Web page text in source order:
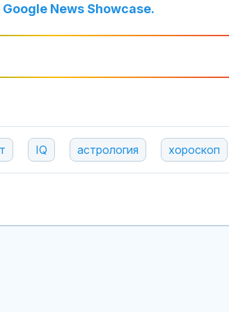
Google News Showcase.
IQ астрология хороскоп